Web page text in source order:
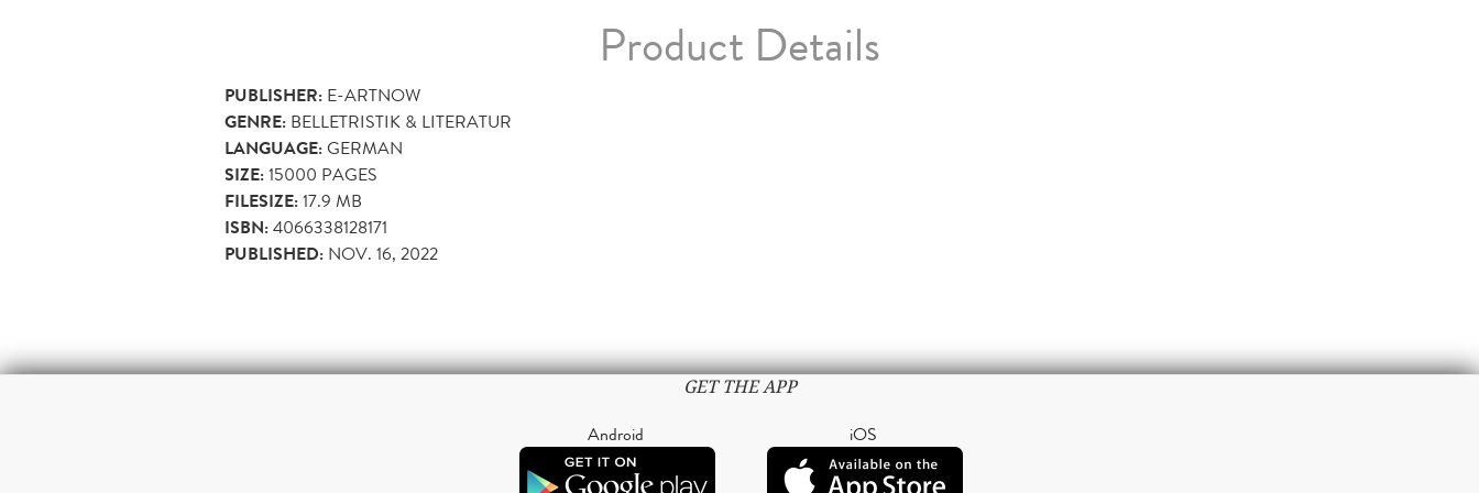
Product Details
PUBLISHER: E-ARTNOW
GENRE: BELLETRISTIK & LITERATUR
LANGUAGE:GERMAN
SIZE:15000 PAGES
FILESIZE:17.9 MB
ISBN:4066338128171
PUBLISHED: NOV. 16, 2022
GET THE APP
Android iOS